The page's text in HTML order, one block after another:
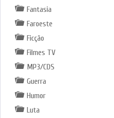
Fantasia
Faroeste
Ficção
Filmes TV
MP3/CDS
Guerra
Humor
Luta